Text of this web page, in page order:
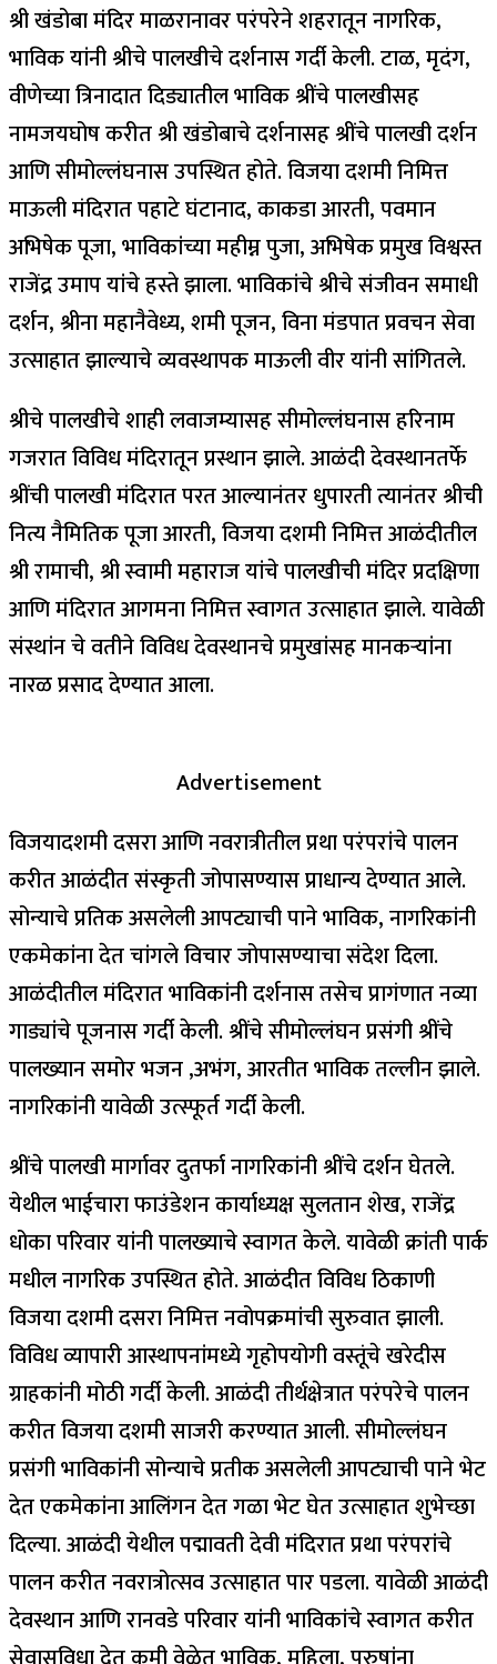
श्री खंडोबा मंदिर माळरानावर परंपरेने शहरातून नागरिक,
भाविक यांनी श्रीचे पालखीचे दर्शनास गर्दी केली. टाळ, मृदंग,
वीणेच्या त्रिनादात दिड्यातील भाविक श्रींचे पालखीसह
नामजयघोष करीत श्री खंडोबाचे दर्शनासह श्रींचे पालखी दर्शन
आणि सीमोल्लंघनास उपस्थित होते. विजया दशमी निमित्त
माऊली मंदिरात पहाटे घंटानाद, काकडा आरती, पवमान
अभिषेक पूजा, भाविकांच्या महीम्न पुजा, अभिषेक प्रमुख विश्वस्त
राजेंद्र उमाप यांचे हस्ते झाला. भाविकांचे श्रीचे संजीवन समाधी
दर्शन, श्रीना महानैवेध्य, शमी पूजन, विना मंडपात प्रवचन सेवा
उत्साहात झाल्याचे व्यवस्थापक माऊली वीर यांनी सांगितले.
श्रीचे पालखीचे शाही लवाजम्यासह सीमोल्लंघनास हरिनाम
गजरात विविध मंदिरातून प्रस्थान झाले. आळंदी देवस्थानतर्फे
श्रींची पालखी मंदिरात परत आल्यानंतर धुपारती त्यानंतर श्रीची
नित्य नैमितिक पूजा आरती, विजया दशमी निमित्त आळंदीतील
श्री रामाची, श्री स्वामी महाराज यांचे पालखीची मंदिर प्रदक्षिणा
आणि मंदिरात आगमना निमित्त स्वागत उत्साहात झाले. यावेळी
संस्थांन चे वतीने विविध देवस्थानचे प्रमुखांसह मानकऱ्यांना
नारळ प्रसाद देण्यात आला.
Advertisement
विजयादशमी दसरा आणि नवरात्रीतील प्रथा परंपरांचे पालन
करीत आळंदीत संस्कृती जोपासण्यास प्राधान्य देण्यात आले.
सोन्याचे प्रतिक असलेली आपट्याची पाने भाविक, नागरिकांनी
एकमेकांना देत चांगले विचार जोपासण्याचा संदेश दिला.
आळंदीतील मंदिरात भाविकांनी दर्शनास तसेच प्रागंणात नव्या
गाड्यांचे पूजनास गर्दी केली. श्रींचे सीमोल्लंघन प्रसंगी श्रींचे
पालख्यान समोर भजन ,अभंग, आरतीत भाविक तल्लीन झाले.
नागरिकांनी यावेळी उत्स्फूर्त गर्दी केली.
श्रींचे पालखी मार्गावर दुतर्फा नागरिकांनी श्रींचे दर्शन घेतले.
येथील भाईचारा फाउंडेशन कार्याध्यक्ष सुलतान शेख, राजेंद्र
धोका परिवार यांनी पालख्याचे स्वागत केले. यावेळी क्रांती पार्क
मधील नागरिक उपस्थित होते. आळंदीत विविध ठिकाणी
विजया दशमी दसरा निमित्त नवोपक्रमांची सुरुवात झाली.
विविध व्यापारी आस्थापनांमध्ये गृहोपयोगी वस्तूंचे खरेदीस
ग्राहकांनी मोठी गर्दी केली. आळंदी तीर्थक्षेत्रात परंपरेचे पालन
करीत विजया दशमी साजरी करण्यात आली. सीमोल्लंघन
प्रसंगी भाविकांनी सोन्याचे प्रतीक असलेली आपट्याची पाने भेट
देत एकमेकांना आलिंगन देत गळा भेट घेत उत्साहात शुभेच्छा
दिल्या. आळंदी येथील पद्मावती देवी मंदिरात प्रथा परंपरांचे
पालन करीत नवरात्रोत्सव उत्साहात पार पडला. यावेळी आळंदी
देवस्थान आणि रानवडे परिवार यांनी भाविकांचे स्वागत करीत